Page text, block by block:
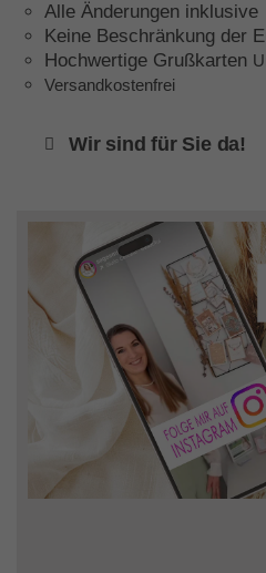
Alle Änderungen inklusive
Keine Beschränkung der
Hochwertige Grußkarten
Versandkostenfrei
Wir sind für Sie da!